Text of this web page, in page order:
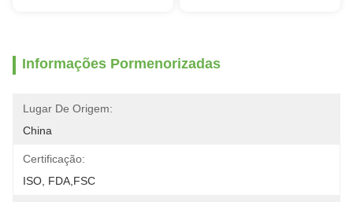
Informações Pormenorizadas
Lugar De Origem:
China
Certificação:
ISO, FDA,FSC